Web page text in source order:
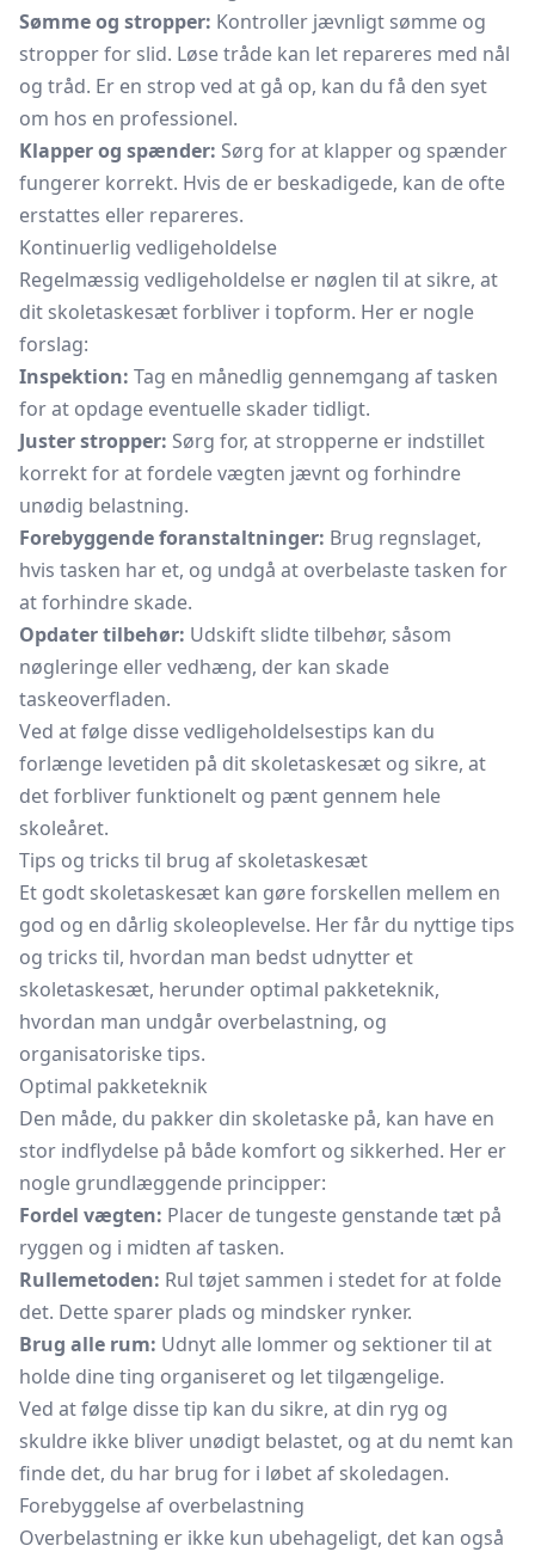
Sømme og stropper: Kontroller jævnligt sømme og
stropper for slid. Løse tråde kan let repareres med nål
og tråd. Er en strop ved at gå op, kan du få den syet
om hos en professionel.
Klapper og spænder: Sørg for at klapper og spænder
fungerer korrekt. Hvis de er beskadigede, kan de ofte
erstattes eller repareres.
Kontinuerlig vedligeholdelse
Regelmæssig vedligeholdelse er nøglen til at sikre, at
dit skoletaskesæt forbliver i topform. Her er nogle
forslag:
Inspektion: Tag en månedlig gennemgang af tasken
for at opdage eventuelle skader tidligt.
Juster stropper: Sørg for, at stropperne er indstillet
korrekt for at fordele vægten jævnt og forhindre
unødig belastning.
Forebyggende foranstaltninger: Brug regnslaget,
hvis tasken har et, og undgå at overbelaste tasken for
at forhindre skade.
Opdater tilbehør: Udskift slidte tilbehør, såsom
nøgleringe eller vedhæng, der kan skade
taskeoverfladen.
Ved at følge disse vedligeholdelsestips kan du
forlænge levetiden på dit skoletaskesæt og sikre, at
det forbliver funktionelt og pænt gennem hele
skoleåret.
Tips og tricks til brug af skoletaskesæt
Et godt skoletaskesæt kan gøre forskellen mellem en
god og en dårlig skoleoplevelse. Her får du nyttige tips
og tricks til, hvordan man bedst udnytter et
skoletaskesæt, herunder optimal pakketeknik,
hvordan man undgår overbelastning, og
organisatoriske tips.
Optimal pakketeknik
Den måde, du pakker din skoletaske på, kan have en
stor indflydelse på både komfort og sikkerhed. Her er
nogle grundlæggende principper:
Fordel vægten: Placer de tungeste genstande tæt på
ryggen og i midten af tasken.
Rullemetoden: Rul tøjet sammen i stedet for at folde
det. Dette sparer plads og mindsker rynker.
Brug alle rum: Udnyt alle lommer og sektioner til at
holde dine ting organiseret og let tilgængelige.
Ved at følge disse tip kan du sikre, at din ryg og
skuldre ikke bliver unødigt belastet, og at du nemt kan
finde det, du har brug for i løbet af skoledagen.
Forebyggelse af overbelastning
Overbelastning er ikke kun ubehageligt, det kan også